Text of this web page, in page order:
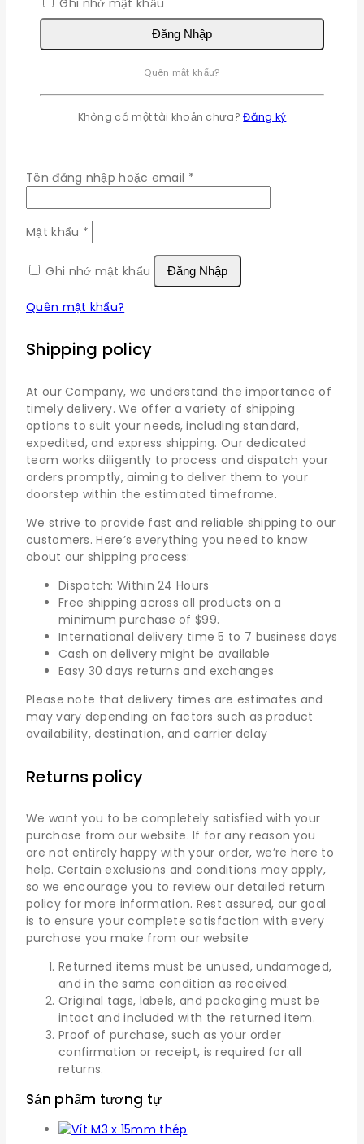
duyệt này cho lần bình luận kế tiếp của tôi.
Tên đăng nhập hoặc email *Bắt
Mật khẩu *
buộc
Ghi nhớ mật khẩu
Đăng Nhập
Quên mật khẩu?
Shipping policy
At our Company, we understand the importance of
timely delivery. We offer a variety of shipping
options to suit your needs, including standard,
expedited, and express shipping. Our dedicated
team works diligently to process and dispatch your
orders promptly, aiming to deliver them to your
doorstep within the estimated timeframe.
We strive to provide fast and reliable shipping to our
customers. Here’s everything you need to know
about our shipping process:
Dispatch: Within 24 Hours
Free shipping across all products on a
minimum purchase of $99.
International delivery time 5 to 7 business days
Cash on delivery might be available
Easy 30 days returns and exchanges
Please note that delivery times are estimates and
may vary depending on factors such as product
availability, destination, and carrier delay
Returns policy
We want you to be completely satisfied with your
purchase from our website. If for any reason you
are not entirely happy with your order, we’re here to
help. Certain exclusions and conditions may apply,
so we encourage you to review our detailed return
policy for more information. Rest assured, our goal
is to ensure your complete satisfaction with every
purchase you make from our website
Returned items must be unused, undamaged,
and in the same condition as received.
Original tags, labels, and packaging must be
intact and included with the returned item.
Proof of purchase, such as your order
confirmation or receipt, is required for all
returns.
Sản phẩm tương tự
Đăng Nhập
Quên mật khẩu?
Không có một tài khoản chưa?Đăng ký